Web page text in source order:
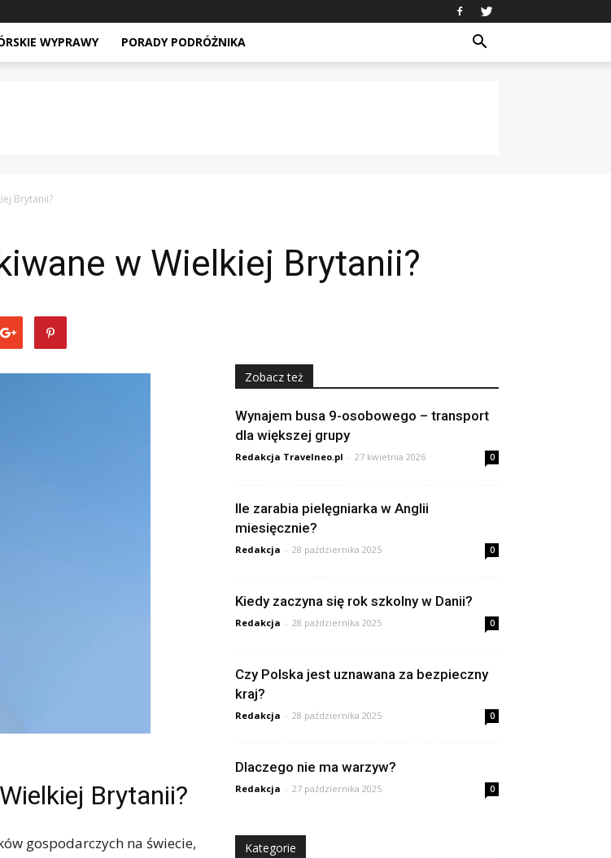
WYPRAWY PORADY PODRÓŻNIKA
Brytanii?
w Wielkiej Brytanii?
Brytanii?
gospodarczych na świecie,
Zobacz też
Wynajem busa 9-osobowego – transport
dla większej grupy
Redakcja Travelneo.pl - 27 kwietnia 2026 0
Ile zarabia pielęgniarka w Anglii
miesięcznie?
Redakcja - 28 października 2025 0
Kiedy zaczyna się rok szkolny w Danii?
Redakcja - 28 października 2025 0
Czy Polska jest uznawana za bezpieczny
kraj?
Redakcja - 28 października 2025 0
Dlaczego nie ma warzyw?
Redakcja - 27 października 2025 0
Kategorie